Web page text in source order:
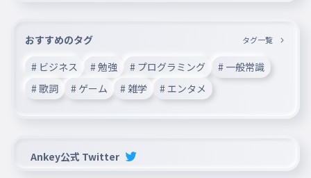
おすすめのタグ タグ一覧
# ビジネス # 勉強 # プログラミング
# 一般常識
# 歌詞
# ゲーム # 雑学 # エンタメ
Ankey公式 Twitter